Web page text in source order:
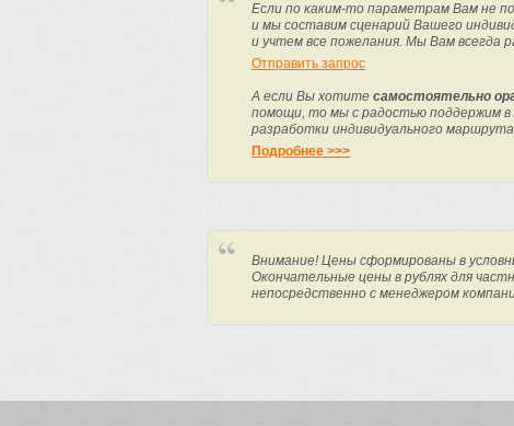
Если по каким-то параметрам Вам не
и мы составим сценарий Вашего
и учтем все пожелания. Мы Вам всегда
Отправить запрос
А если Вы хотите самостоятельно
помощи, то мы с радостью поддержим в
разработки индивидуального
Подробнее >>>
Внимание! Цены сформированы в
Окончательные цены в рублях для
непосредственно с менеджером